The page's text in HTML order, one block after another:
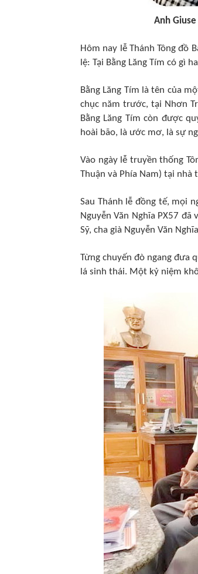
Anh
Hôm nay lễ Thánh Tông đồ
lệ: Tại Bằng Lăng Tím có gì
Bằng Lăng Tím là tên của
chục năm trước, tại Nhơn
Bằng Lăng Tím còn được
hoài bão, là ước mơ, là sự
Vào ngày lễ truyền thống
Thuận và Phía Nam) tại nhà
Sau Thánh lễ đồng tế, mọi
Nguyễn Văn Nghĩa PX57
Sỹ, cha già Nguyễn Văn
Từng chuyến đò ngang đưa
lá sinh thái. Một kỷ niệm